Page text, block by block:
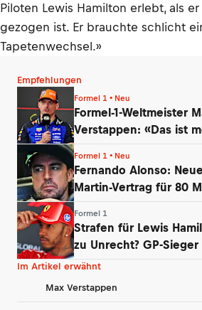
Piloten Lewis Hamilton erlebt, als er
gezogen ist. Er brauchte schlicht
Tapetenwechsel.»
Empfehlungen
Formel 1 • Neu
Formel-1-Weltmeister
Verstappen: «Das ist
Formel 1 • Neu
Fernando Alonso:
Martin-Vertrag für 80
Formel 1
Strafen für Lewis
zu Unrecht? GP-
baff
Im Artikel erwähnt
Max Verstappen